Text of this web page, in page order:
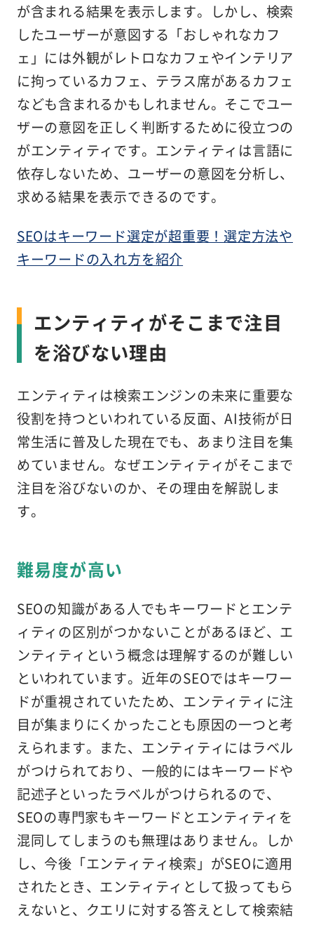
が含まれる結果を表示します。しかし、検索
したユーザーが意図する「おしゃれなカフ
ェ」には外観がレトロなカフェやインテリア
に拘っているカフェ、テラス席があるカフェ
なども含まれるかもしれません。そこでユー
ザーの意図を正しく判断するために役立つの
がエンティティです。エンティティは言語に
依存しないため、ユーザーの意図を分析し、
求める結果を表示できるのです。
SEOはキーワード選定が超重要！選定方法や
キーワードの入れ方を紹介
エンティティがそこまで注目
を浴びない理由
エンティティは検索エンジンの未来に重要な
役割を持つといわれている反面、AI技術が日
常生活に普及した現在でも、あまり注目を集
めていません。なぜエンティティがそこまで
注目を浴びないのか、その理由を解説しま
す。
難易度が高い
SEOの知識がある人でもキーワードとエンテ
ィティの区別がつかないことがあるほど、エ
ンティティという概念は理解するのが難しい
といわれています。近年のSEOではキーワー
ドが重視されていたため、エンティティに注
目が集まりにくかったことも原因の一つと考
えられます。また、エンティティにはラベル
がつけられており、一般的にはキーワードや
記述子といったラベルがつけられるので、
SEOの専門家もキーワードとエンティティを
混同してしまうのも無理はありません。しか
し、今後「エンティティ検索」がSEOに適用
されたとき、エンティティとして扱ってもら
えないと、クエリに対する答えとして検索結